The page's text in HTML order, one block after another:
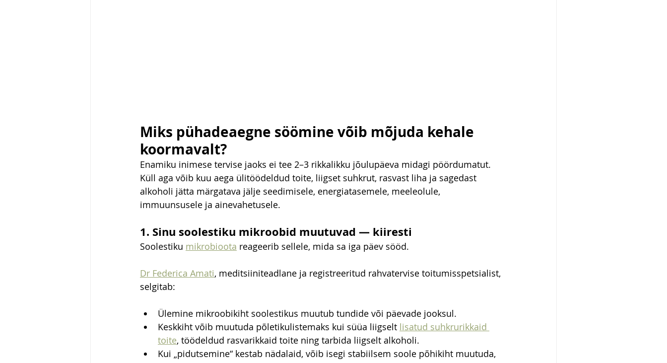
Miks pühadeaegne söömine võib mõjuda kehale
koormavalt?
Enamiku inimese tervise jaoks ei tee 2–3 rikkalikku jõulupäeva midagi pöördumatut.
Küll aga võib kuu aega ülitöödeldud toite, liigset suhkrut, rasvast liha ja sagedast
alkoholi jätta märgatava jälje seedimisele, energiatasemele, meeleolule,
immuunsusele ja ainevahetusele.
1. Sinu soolestiku mikroobid muutuvad — kiiresti
Soolestiku mikrobioota reageerib sellele, mida sa iga päev sööd.
Dr Federica Amati, meditsiiniteadlane ja registreeritud rahvatervise toitumisspetsialist,
selgitab:
Ülemine mikroobikiht soolestikus muutub tundide või päevade jooksul.
Keskkiht võib muutuda põletikulistemaks kui süüa liigselt lisatud suhkrurikkaid
toite, töödeldud rasvarikkaid toite ning tarbida liigselt alkoholi.
Kui „pidutsemine“ kestab nädalaid, võib isegi stabiilsem soole põhikiht muutuda,